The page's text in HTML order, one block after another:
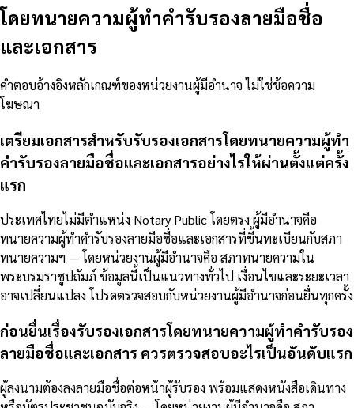
โดยทนายความผู้ทำคำรับรองลายมือชื่อ
และเอกสาร
คำตอบอ้างอิงหลักเกณฑ์ของหน่วยงานผู้มีอำนาจ ไม่ใช่ข้อความ
โฆษณา
เตรียมเอกสารสำหรับรับรองเอกสารโดยทนายความผู้ทำ
คำรับรองลายมือชื่อและเอกสารอย่างไรให้ผ่านตั้งแต่ครั้ง
แรก
ประเทศไทยไม่มีตำแหน่ง Notary Public โดยตรง ผู้มีอำนาจคือ
ทนายความผู้ทำคำรับรองลายมือชื่อและเอกสารที่ขึ้นทะเบียนกับสภา
ทนายความฯ — โดยหน่วยงานผู้มีอำนาจคือ สภาทนายความใน
พระบรมราชูปถัมภ์ ข้อมูลนี้เป็นแนวทางทั่วไป เงื่อนไขและระยะเวลา
อาจเปลี่ยนแปลง โปรดตรวจสอบกับหน่วยงานผู้มีอำนาจก่อนยื่นทุกครั้ง
ก่อนยื่นเรื่องรับรองเอกสารโดยทนายความผู้ทำคำรับรอง
ลายมือชื่อและเอกสาร ควรตรวจสอบอะไรเป็นอันดับแรก
ผู้ลงนามต้องลงลายมือชื่อต่อหน้าผู้รับรอง พร้อมแสดงหนังสือเดินทาง